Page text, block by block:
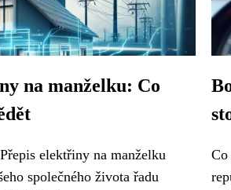
na manželku: Co
elektřiny na manželku
společného života řadu
Co